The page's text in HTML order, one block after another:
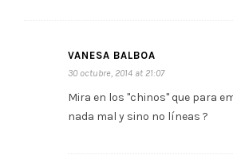
VANESA BALBOA
30 octubre, 2014 at 21:07
Mira en los "chinos" que para
nada mal y sino no líneas ?